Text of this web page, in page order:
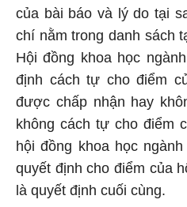
của bài báo và lý do tại
chí nằm trong danh sách
Hội đồng khoa học
định cách tự cho điểm
được chấp nhận hay
không cách tự cho điểm
hội đồng khoa họcngành
quyết định cho điểm của
là quyết định cuối cùng.